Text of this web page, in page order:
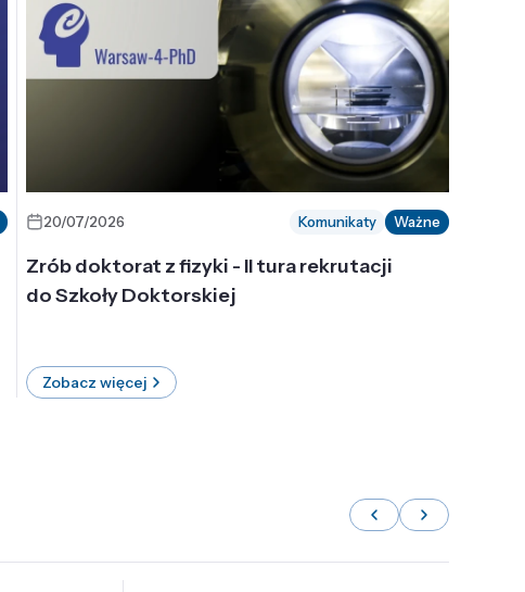
20/07/2026 Komunikaty Ważne
Zrób doktorat z fizyki - II tura rekrutacji
do Szkoły Doktorskiej
Zobacz więcej